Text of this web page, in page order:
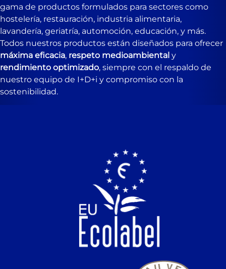
gama de productos formulados para sectores como
hostelería, restauración, industria alimentaria,
lavandería, geriatría, automoción, educación, y más.
Todos nuestros productos están diseñados para ofrecer
máxima eficacia, respeto medioambiental y
rendimiento optimizado, siempre con el respaldo de
nuestro equipo de I+D+i y compromiso con la
sostenibilidad.